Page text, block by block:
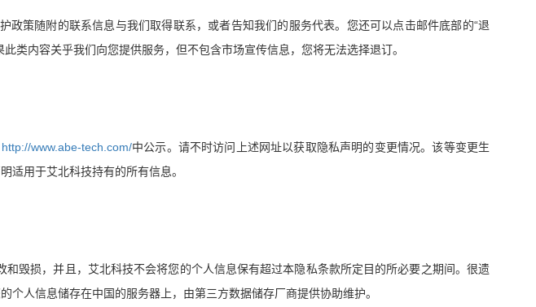
策随附的联系信息与我们取得联系，或者告知我们的服务代表。您还可以点击邮件底部的“退
类内容关乎我们向您提供服务，但不包含市场宣传信息，您将无法选择退订。
http://www.abe-tech.com/中公示。请不时访问上述网址以获取隐私声明的变更情况。该等变更生
适用于艾北科技持有的所有信息。
毁损，并且，艾北科技不会将您的个人信息保有超过本隐私条款所定目的所必要之期间。很遗
人信息储存在中国的服务器上，由第三方数据储存厂商提供协助维护。